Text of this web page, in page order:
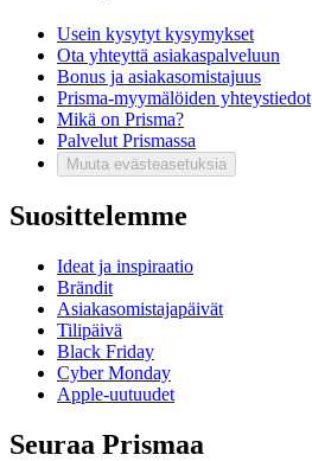
Usein kysytyt kysymykset
Ota yhteyttä asiakaspalveluun
Bonus ja asiakasomistajuus
Prisma-myymälöiden yhteystiedot
Mikä on Prisma?
Palvelut Prismassa
Muuta evästeasetuksia
Suosittelemme
Ideat ja inspiraatio
Brändit
Asiakasomistajapäivät
Tilipäivä
Black Friday
Cyber Monday
Apple-uutuudet
Seuraa Prismaa